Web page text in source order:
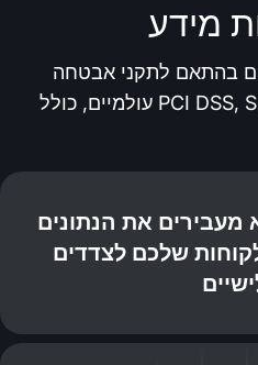
מידע
בהתאם לתקני אבטחה
מעבירים את הנתונים
שלכם לצדדים